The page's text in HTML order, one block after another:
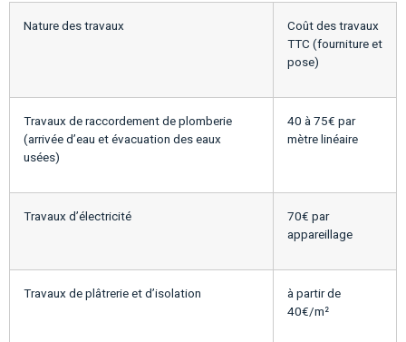
Nature des travaux
Coût des travaux
TTC (fourniture et
pose)
Travaux de raccordement de plomberie
(arrivée d’eau et évacuation des eaux
usées)
40 à 75€ par
mètre linéaire
Travaux d’électricité
70€ par
appareillage
Travaux de plâtrerie et d’isolation
à partir de
40€/m²